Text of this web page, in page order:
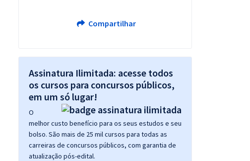
Compartilhar
Assinatura Ilimitada: acesse todos
os cursos para concursos públicos,
em um só lugar!
O
melhor custo benefício para os seus estudos e seu
bolso. São mais de 25 mil cursos para todas as
carreiras de concursos públicos, com garantia de
atualização pós-edital.